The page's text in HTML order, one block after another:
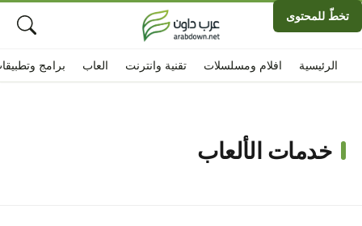
تخطّ للمحتوى
الرئيسية افلام ومسلسلات تقنية وانترنت العاب برامج
خدمات الألعاب